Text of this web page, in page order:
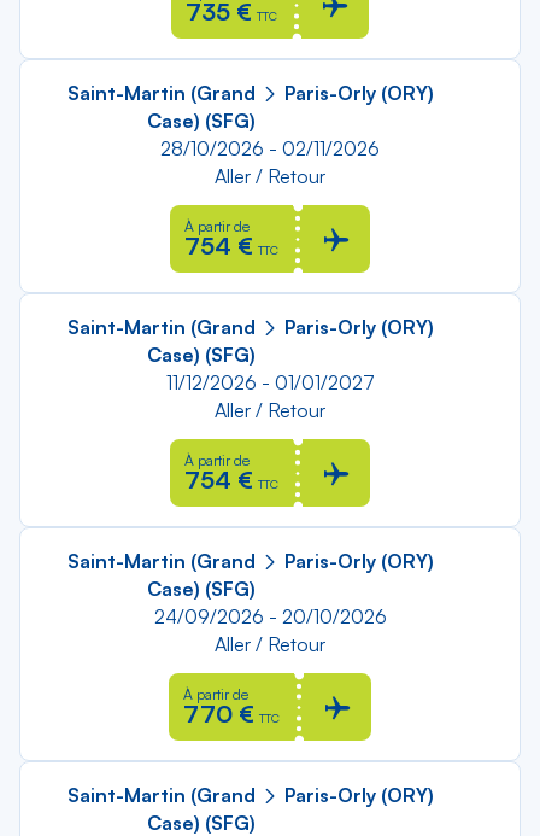
735 € TTC
Saint-Martin (Grand
Case) (SFG)
Paris-Orly (ORY)
28/10/2026 - 02/11/2026
Aller / Retour
À partir de
754 € TTC
Saint-Martin (Grand
Case) (SFG)
Paris-Orly (ORY)
11/12/2026 - 01/01/2027
Aller / Retour
À partir de
754 € TTC
Saint-Martin (Grand
Case) (SFG)
Paris-Orly (ORY)
24/09/2026 - 20/10/2026
Aller / Retour
À partir de
770 € TTC
Saint-Martin (Grand
Case) (SFG)
Paris-Orly (ORY)